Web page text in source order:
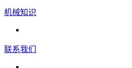
机械知识
联系我们